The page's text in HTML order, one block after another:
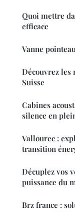
Quoi mettre
efficace
Vanne
Découvrez
Suisse
Cabines
silence en
Vallourec :
transition
Décuplez vos
puissance du
Brz france :